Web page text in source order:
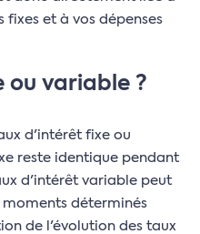
fixes et à vos dépenses
ou variable ?
d'intérêt fixe ou
reste identique pendant
d'intérêt variable peut
déterminés
de l'évolution des taux